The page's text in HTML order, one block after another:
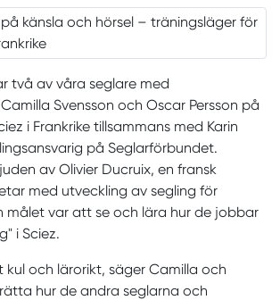
två av våra seglare med
Svensson och Oscar Persson på
i Frankrike tillsammans med Karin
på Seglarförbundet.
av Olivier Ducruix, en fransk
med utveckling av segling för
målet var att se och lära hur de jobbar
i Sciez.
och lärorikt, säger Camilla och
hur de andra seglarna och